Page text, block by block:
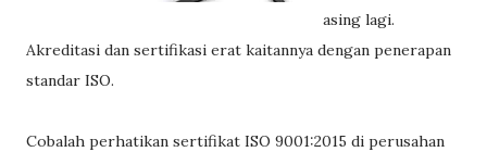
asing lagi.
Akreditasi dan sertifikasi erat kaitannya dengan penerapan
standar ISO.
Cobalah perhatikan sertifikat ISO 9001:2015 di perusahan